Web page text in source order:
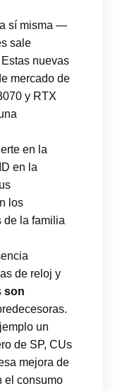
sí misma —
sale
Estas nuevas
mercado de
y RTX
en la
en la
los
de la familia
de reloj y
son
un
de SP, CUs
mejora de
el consumo